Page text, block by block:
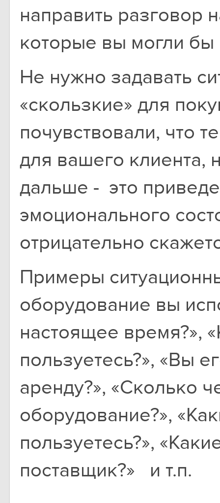
направить разговор
которые вы могли бы
Не нужно задавать
«скользкие» для
почувствовали, что
для вашего клиента,
дальше - это
эмоционального
отрицательно
Примеры
оборудование вы
настоящее время?»,
пользуетесь?», «Вы
аренду?», «Сколько
оборудование?»,
пользуетесь?»,
поставщик?» и т.п.